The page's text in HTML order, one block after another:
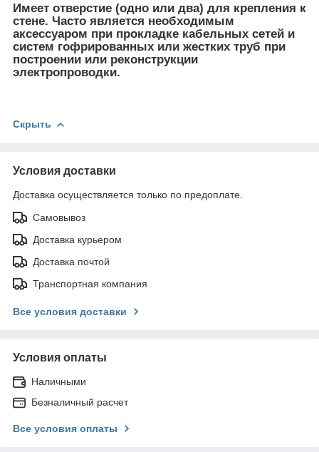
Имеет отверстие (одно или два) для крепления к
стене. Часто является необходимым
аксессуаром при прокладке кабельных сетей и
систем гофрированных или жестких труб при
построении или реконструкции
электропроводки.
Скрыть
Условия доставки
Доставка осуществляется только по предоплате.
Самовывоз
Доставка курьером
Доставка почтой
Транспортная компания
Все условия доставки
Условия оплаты
Наличными
Безналичный расчет
Все условия оплаты